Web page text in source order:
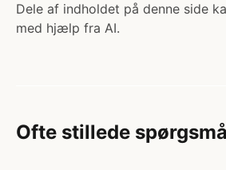
Dele af indholdet på denne side
med hjælp fra AI.
Ofte stillede